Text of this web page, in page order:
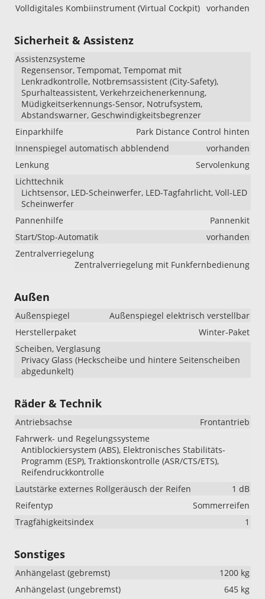
Volldigitales Kombiinstrument (Virtual Cockpit) vorhanden
Sicherheit & Assistenz
Assistenzsysteme
Regensensor, Tempomat, Tempomat mit
Lenkradkontrolle, Notbremsassistent (City-Safety),
Spurhalteassistent, Verkehrzeichenerkennung,
Müdigkeitserkennungs-Sensor, Notrufsystem,
Abstandswarner, Geschwindigkeitsbegrenzer
Einparkhilfe
Park Distance Control hinten
Innenspiegel automatisch abblendend
vorhanden
Lenkung
Servolenkung
Lichttechnik
Lichtsensor, LED-Scheinwerfer, LED-Tagfahrlicht, Voll-LED
Scheinwerfer
Pannenhilfe
Pannenkit
Start/Stop-Automatik
vorhanden
Zentralverriegelung
Zentralverriegelung mit Funkfernbedienung
Außen
Außenspiegel
Außenspiegel elektrisch verstellbar
Herstellerpaket
Winter-Paket
Scheiben, Verglasung
Privacy Glass (Heckscheibe und hintere Seitenscheiben
abgedunkelt)
Räder & Technik
Antriebsachse
Frontantrieb
Fahrwerk- und Regelungssysteme
Antiblockiersystem (ABS), Elektronisches Stabilitäts-
Programm (ESP), Traktionskontrolle (ASR/CTS/ETS),
Reifendruckkontrolle
Lautstärke externes Rollgeräusch der Reifen
1 dB
Reifentyp
Sommerreifen
Tragfähigkeitsindex
1
Sonstiges
Anhängelast (gebremst)
1200 kg
Anhängelast (ungebremst)
645 kg